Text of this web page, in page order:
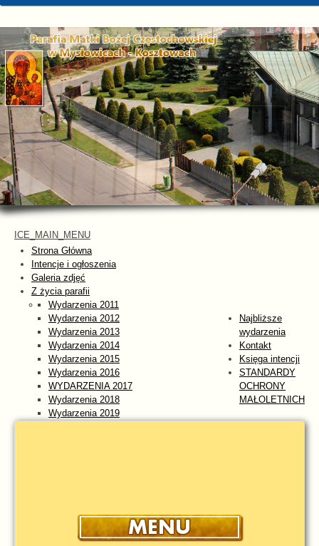
ICE_MAIN_MENU
Strona Główna
Intencje i ogłoszenia
Galeria zdjęć
Z życia parafii
Wydarzenia 2011
Wydarzenia 2012
Wydarzenia 2013
Wydarzenia 2014
Wydarzenia 2015
Wydarzenia 2016
WYDARZENIA 2017
Wydarzenia 2018
Wydarzenia 2019
Najbliższe
wydarzenia
Kontakt
Księga intencji
STANDARDY
OCHRONY
MAŁOLETNICH